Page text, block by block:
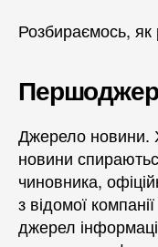
Розбираємось, як
Джерело новини.
новини
чиновника,
з відомої
джерел